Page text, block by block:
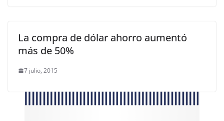
La compra de dólar ahorro aumentó
más de 50%
7 julio, 2015